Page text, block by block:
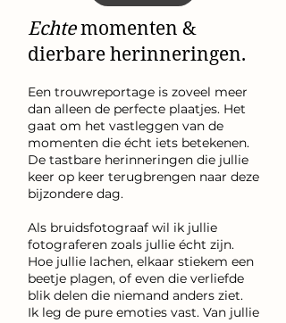
Echtemomenten &
dierbare herinneringen.
​Een trouwreportage is zoveel meer
dan alleen de perfecte plaatjes. Het
gaat om het vastleggen van de
momenten die écht iets betekenen.
De tastbare herinneringen die jullie
keer op keer terugbrengen naar deze
bijzondere dag.
Als bruidsfotograaf wil ik jullie
fotograferen zoals jullie écht zijn.
Hoe jullie lachen, elkaar stiekem een
beetje plagen, of even die verliefde
blik delen die niemand anders ziet.
Ik leg de pure emoties vast. Van jullie